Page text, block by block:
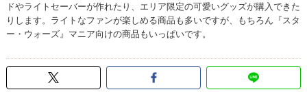
ドやライトセーバーが作れたり、エリア限定の可愛いグッズが購入できた
りします。ライトなファンが楽しめる商品も多いですが、もちろん『スタ
ー・ウォーズ』マニア向けの商品もいっぱいです。